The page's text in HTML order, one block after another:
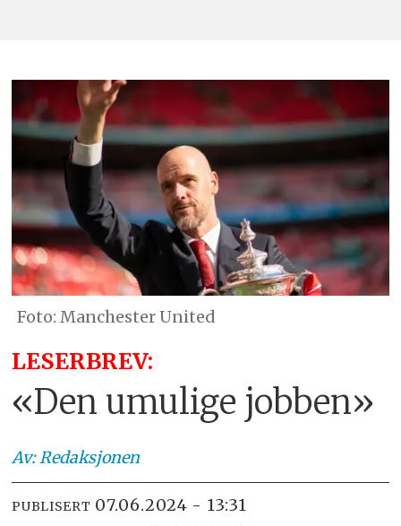
Manchester United
LESERBREV:
«Den umulige jobben»
Av:Redaksjonen
PUBLISERT 07.06.2024 - 13:31